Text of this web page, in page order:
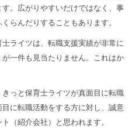
。広がりやすいだけではなく、事
らんだりすることもあります。
ライツは、転職支援実績が非常に
一件も見当たりません。これはか
っと保育士ライツが真面目に転職
に転職活動をする方に対し、誠意
（紹介会社）と思われます。